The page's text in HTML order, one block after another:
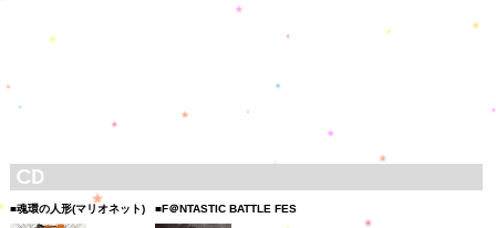
■魂環の人形(マリオネット) ■F＠NTASTIC BATTLE FES